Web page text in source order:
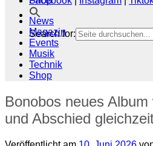
Search for:
News
Magazin
Events
Musik
Technik
Shop
Bonobos neues
und Abschied